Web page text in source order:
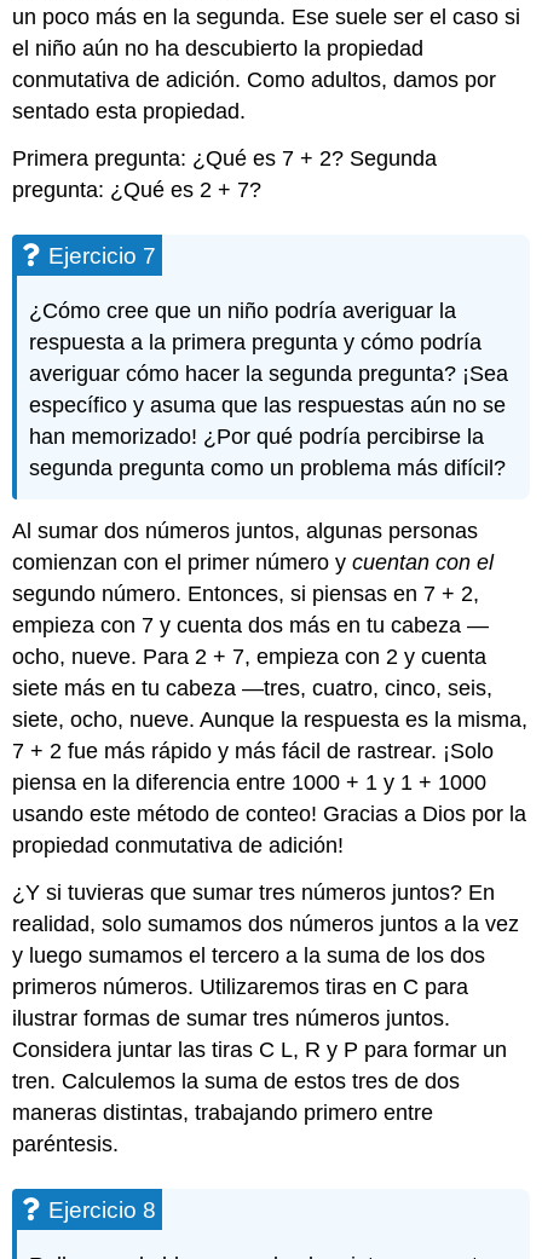
un poco más en la segunda. Ese suele ser el caso si
el niño aún no ha descubierto la propiedad
conmutativa de adición. Como adultos, damos por
sentado esta propiedad.
Primera pregunta: ¿Qué es 7 + 2? Segunda
pregunta: ¿Qué es 2 + 7?
Ejercicio 7
¿Cómo cree que un niño podría averiguar la
respuesta a la primera pregunta y cómo podría
averiguar cómo hacer la segunda pregunta? ¡Sea
específico y asuma que las respuestas aún no se
han memorizado! ¿Por qué podría percibirse la
segunda pregunta como un problema más difícil?
Al sumar dos números juntos, algunas personas
comienzan con el primer número ycuentan con el
segundo número. Entonces, si piensas en 7 + 2,
empieza con 7 y cuenta dos más en tu cabeza —
ocho, nueve. Para 2 + 7, empieza con 2 y cuenta
siete más en tu cabeza —tres, cuatro, cinco, seis,
siete, ocho, nueve. Aunque la respuesta es la misma,
7 + 2 fue más rápido y más fácil de rastrear. ¡Solo
piensa en la diferencia entre 1000 + 1 y 1 + 1000
usando este método de conteo! Gracias a Dios por la
propiedad conmutativa de adición!
¿Y si tuvieras que sumar tres números juntos? En
realidad, solo sumamos dos números juntos a la vez
y luego sumamos el tercero a la suma de los dos
primeros números. Utilizaremos tiras en C para
ilustrar formas de sumar tres números juntos.
Considera juntar las tiras C L, R y P para formar un
tren. Calculemos la suma de estos tres de dos
maneras distintas, trabajando primero entre
paréntesis.
Ejercicio 8